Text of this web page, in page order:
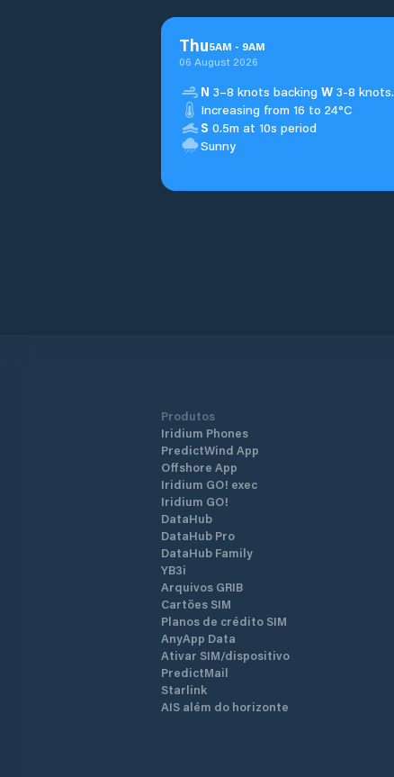
Thu5AM - 9AM
06 August 2026
N 3–8 knots backing W 3-8 knots.
Increasing from 16 to 24°C
S 0.5m at 10s period
Sunny
Produtos
Iridium Phones
PredictWind App
Offshore App
Iridium GO! exec
Iridium GO!
DataHub
DataHub Pro
DataHub Family
YB3i
Arquivos GRIB
Cartões SIM
Planos de crédito SIM
AnyApp Data
Ativar SIM/dispositivo
PredictMail
Starlink
AIS além do horizonte